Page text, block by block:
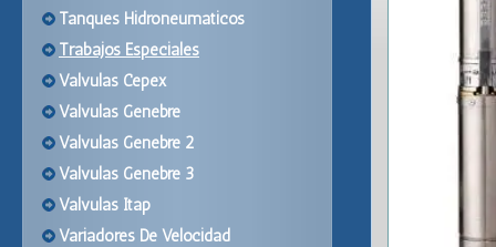
Tanques Hidroneumaticos
Trabajos Especiales
Valvulas Cepex
Valvulas Genebre
Valvulas Genebre 2
Valvulas Genebre 3
Valvulas Itap
Variadores De Velocidad